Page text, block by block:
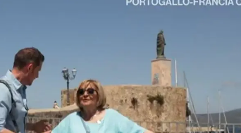
Ricette per Bambini